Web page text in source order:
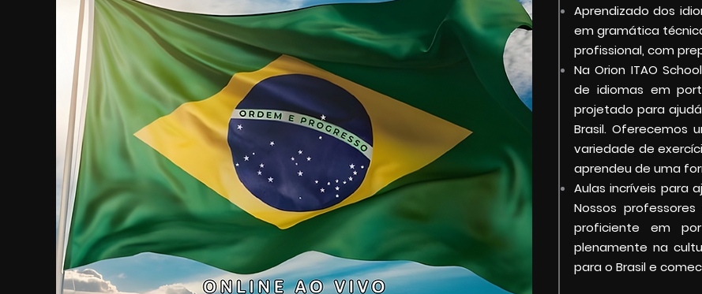
Aprendizado dos
em gramática
profissional, com
Na Orion ITAO
de idiomas em
projetado para
Brasil. Oferecemos
variedade de
aprendeu de uma
Aulas incríveis para
Nossos
proficiente em
plenamente na
para o Brasil e